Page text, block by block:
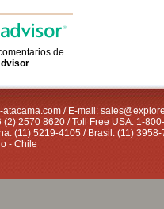
de
atacama.com / E-mail:
(2) 2570 8620 / Toll Free USA: 1-
(11) 5219-4105 / Brasil: (11) 3958-
- Chile